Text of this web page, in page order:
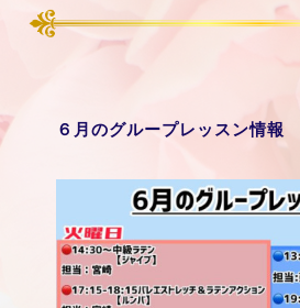
６月のグループレッスン情報